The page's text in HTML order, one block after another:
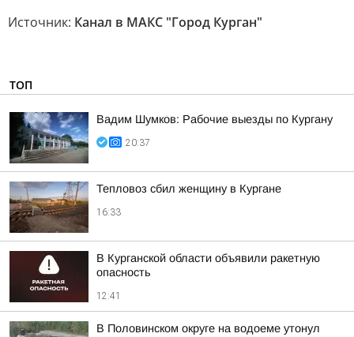
Источник: Канал в МАКС "Город Курган"
ТОП
Вадим Шумков: Рабочие выезды по Кургану
20:37
Тепловоз сбил женщину в Кургане
16:33
В Курганской области объявили ракетную
опасность
12:41
В Половинском округе на водоеме утонул